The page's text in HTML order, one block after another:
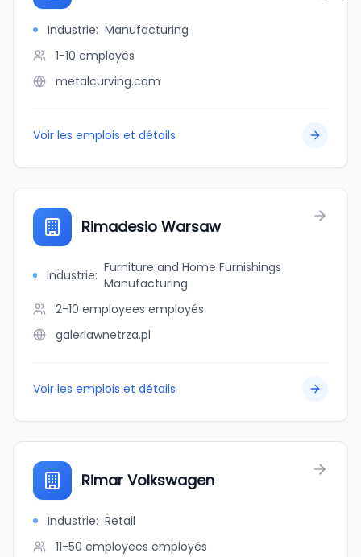
Industrie: Manufacturing
1-10 employés
metalcurving.com
Voir les emplois et détails
Rimadesio Warsaw
Industrie: Furniture and Home Furnishings
Manufacturing
2-10 employees employés
galeriawnetrza.pl
Voir les emplois et détails
Rimar Volkswagen
Industrie: Retail
11-50 employees employés